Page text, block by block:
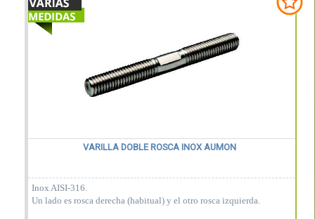
VARILLA DOBLE ROSCA INOX AUMON
Inox AISI-316.
Un lado es rosca derecha (habitual) y el otro rosca izquierda.